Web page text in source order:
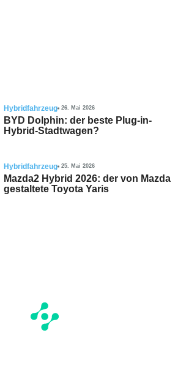
Hybridfahrzeug 26. Mai 2026
BYD Dolphin: der beste Plug-in-
Hybrid-Stadtwagen?
Hybridfahrzeug 25. Mai 2026
Mazda2 Hybrid 2026: der von Mazda
gestaltete Toyota Yaris